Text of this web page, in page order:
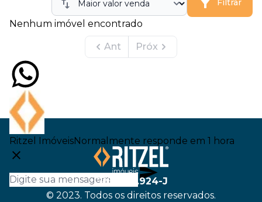
Filtrar
Nenhum imóvel encontrado
Ant Próx
Ritzel ImóveisNormalmente responde em 1 hora
CRECI
22.924-J
© 2023. Todos os direitos reservados.